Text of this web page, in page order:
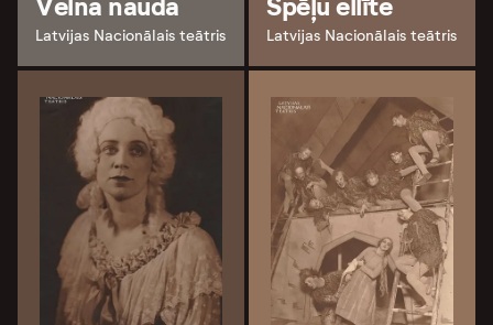
Latvijas Nacionālais teātris Latvijas Nacionālais teātris